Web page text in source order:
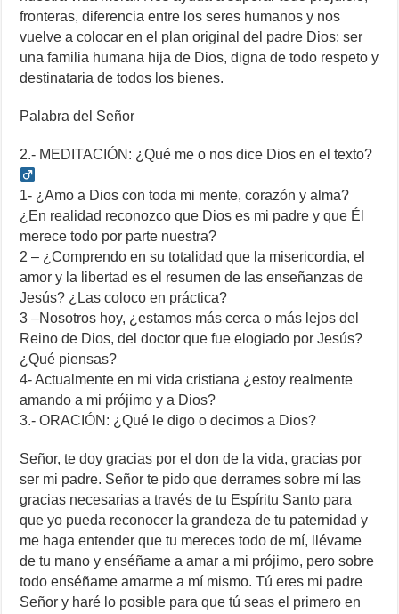
fronteras, diferencia entre los seres humanos y nos
vuelve a colocar en el plan original del padre Dios: ser
una familia humana hija de Dios, digna de todo respeto y
destinataria de todos los bienes.
Palabra del Señor
2.- MEDITACIÓN: ¿Qué me o nos dice Dios en el texto? ‍
1- ¿Amo a Dios con toda mi mente, corazón y alma?
¿En realidad reconozco que Dios es mi padre y que Él
merece todo por parte nuestra?
2 – ¿Comprendo en su totalidad que la misericordia, el
amor y la libertad es el resumen de las enseñanzas de
Jesús? ¿Las coloco en práctica?
3 –Nosotros hoy, ¿estamos más cerca o más lejos del
Reino de Dios, del doctor que fue elogiado por Jesús?
¿Qué piensas?
4- Actualmente en mi vida cristiana ¿estoy realmente
amando a mi prójimo y a Dios?
3.- ORACIÓN: ¿Qué le digo o decimos a Dios?
Señor, te doy gracias por el don de la vida, gracias por
ser mi padre. Señor te pido que derrames sobre mí las
gracias necesarias a través de tu Espíritu Santo para
que yo pueda reconocer la grandeza de tu paternidad y
me haga entender que tu mereces todo de mí, llévame
de tu mano y enséñame a amar a mi prójimo, pero sobre
todo enséñame amarme a mí mismo. Tú eres mi padre
Señor y haré lo posible para que tú seas el primero en